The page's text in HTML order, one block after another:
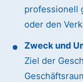
professionell
oder den
Zweck und
Ziel der